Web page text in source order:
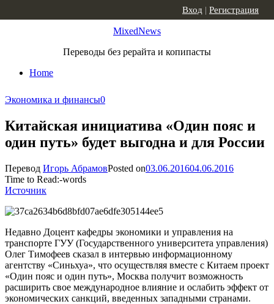
MixedNews
Переводы без рерайта и копипасты
Home
Вход | Регистрация
Экономика и финансы0
Китайская инициатива «Один пояс и
один путь» будет выгодна и для России
Перевод Игорь АбрамовPosted on03.06.201604.06.2016
Time to Read:-words
Источник
Недавно Доцент кафедры экономики и управления на
транспорте ГУУ (Государственного университета управления)
Олег Тимофеев сказал в интервью информационному
агентству «Синьхуа», что осуществляя вместе с Китаем проект
«Один пояс и один путь», Москва получит возможность
расширить свое международное влияние и ослабить эффект от
экономических санкций, введенных западными странами.